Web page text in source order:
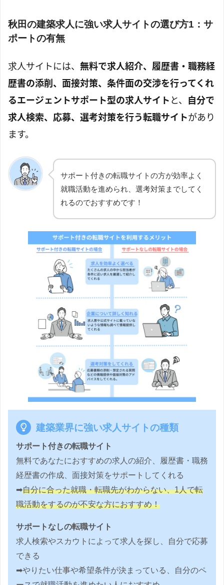
秋田の建築求人に強い求人サイトの選び方1：サ
ポートの有無
求人サイトには、 無料で求人紹介、履歴書・職務経
歴書の添削、面接対策、条件面の交渉を行ってくれ
るエージェントサポート型の求人サイト と、 自分で
求人検索、応募、選考対策を行う転職サイトがあり
ます。
サポート付きの転職サイトの方が効率よく
就職活動を進められ、選考対策までしてく
れるのでおすすめです！
建築業界に強い求人サイトの種類
サポート付きの転職サイト
無料であなたにおすすめの求人の紹介、履歴書・職務
経歴書の作成、面接対策をサポートしてくれる
➡︎自分に合った就職・転職先がわからない、1人で転
職活動をするのが不安な方におすすめ！
サポートなしの転職サイト
求人検索やスカウトによって求人を探し、自分で応募
できる
➡︎やりたい仕事や希望条件が決まっている、自分のペ